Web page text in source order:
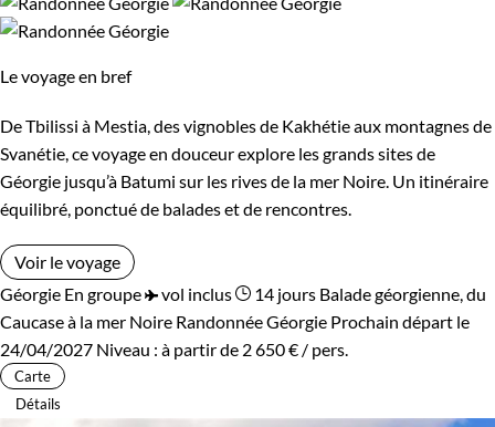
Le voyage en bref
De Tbilissi à Mestia, des vignobles de Kakhétie aux montagnes de
Svanétie, ce voyage en douceur explore les grands sites de
Géorgie jusqu’à Batumi sur les rives de la mer Noire. Un itinéraire
équilibré, ponctué de balades et de rencontres.
Voir le voyage
Géorgie En groupe vol inclus 14 jours Balade géorgienne, du
Caucase à la mer Noire Randonnée Géorgie Prochain départ le
24/04/2027 Niveau : à partir de 2 650 € / pers.
Carte
Détails